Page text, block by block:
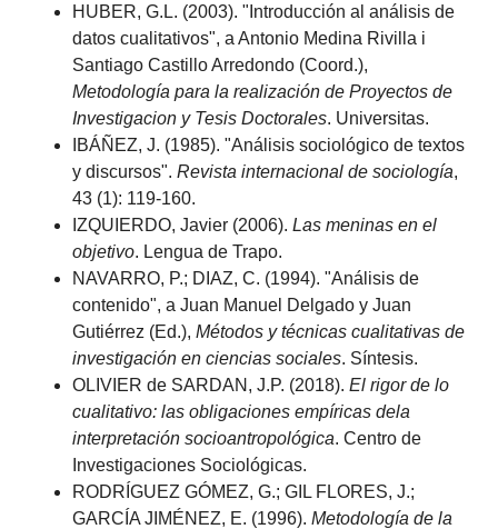
HUBER, G.L. (2003). "Introducción al análisis de
datos cualitativos", a Antonio Medina Rivilla i
Santiago Castillo Arredondo (Coord.),
Metodología para la realización de Proyectos de
Investigacion y Tesis Doctorales. Universitas.
IBÁÑEZ, J. (1985). "Análisis sociológico de textos
y discursos".Revista internacional de sociología,
43 (1): 119-160.
IZQUIERDO, Javier (2006).Las meninas en el
objetivo. Lengua de Trapo.
NAVARRO, P.; DIAZ, C. (1994). "Análisis de
contenido", a Juan Manuel Delgado y Juan
Gutiérrez (Ed.),Métodos y técnicas cualitativas de
investigación en ciencias sociales. Síntesis.
OLIVIER de SARDAN, J.P. (2018).El rigor de lo
cualitativo: las obligaciones empíricas dela
interpretación socioantropológica. Centro de
Investigaciones Sociológicas.
RODRÍGUEZ GÓMEZ, G.; GIL FLORES, J.;
GARCÍA JIMÉNEZ, E. (1996).Metodología de la